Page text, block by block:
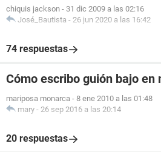
chiquis jackson - 31 dic 2009 a las 02:16
José_Bautista - 26 jun 2020 a las 16:42
74 respuestas
Cómo escribo guión bajo en
mariposa monarca - 8 ene 2010 a las 01:48
mary - 26 sep 2016 a las 20:14
20 respuestas